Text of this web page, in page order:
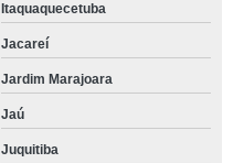
Itaquaquecetuba
Jacareí
Jardim Marajoara
Jaú
Juquitiba